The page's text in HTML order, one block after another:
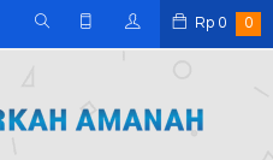
Rp 0 0